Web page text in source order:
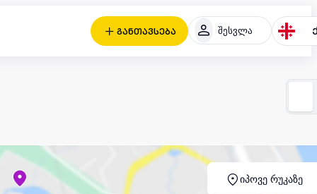
განთავსება შესვლა
იპოვე რუკაზე